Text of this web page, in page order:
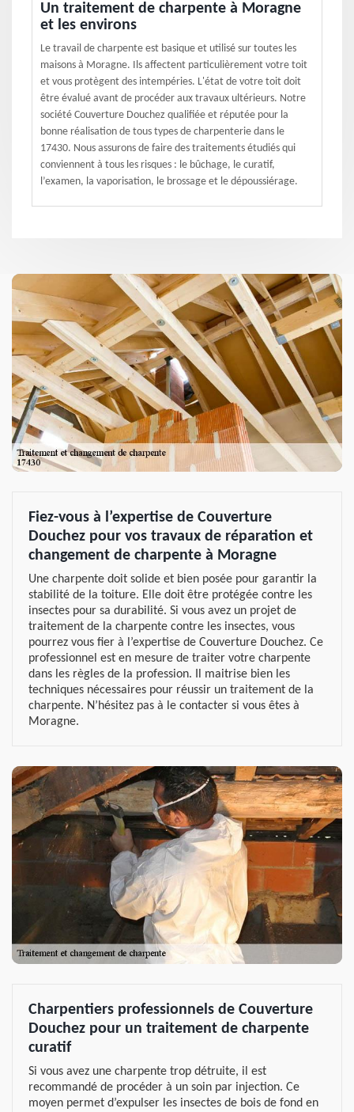
Un traitement de charpente à Moragne
et les environs
Le travail de charpente est basique et utilisé sur toutes les
maisons à Moragne. Ils affectent particulièrement votre toit
et vous protègent des intempéries. L'état de votre toit doit
être évalué avant de procéder aux travaux ultérieurs. Notre
société Couverture Douchez qualifiée et réputée pour la
bonne réalisation de tous types de charpenterie dans le
17430. Nous assurons de faire des traitements étudiés qui
conviennent à tous les risques : le bûchage, le curatif,
l’examen, la vaporisation, le brossage et le dépoussiérage.
Fiez-vous à l’expertise de Couverture
Douchez pour vos travaux de réparation et
changement de charpente à Moragne
Une charpente doit solide et bien posée pour garantir la
stabilité de la toiture. Elle doit être protégée contre les
insectes pour sa durabilité. Si vous avez un projet de
traitement de la charpente contre les insectes, vous
pourrez vous fier à l’expertise de Couverture Douchez. Ce
professionnel est en mesure de traiter votre charpente
dans les règles de la profession. Il maitrise bien les
techniques nécessaires pour réussir un traitement de la
charpente. N’hésitez pas à le contacter si vous êtes à
Moragne.
Charpentiers professionnels de Couverture
Douchez pour un traitement de charpente
curatif
Si vous avez une charpente trop détruite, il est
recommandé de procéder à un soin par injection. Ce
moyen permet d’expulser les insectes de bois de fond en